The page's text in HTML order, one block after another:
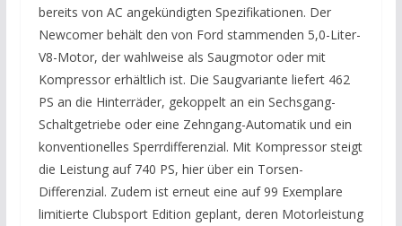
bereits von AC angekündigten Spezifikationen. Der
Newcomer behält den von Ford stammenden 5,0-Liter-
V8-Motor, der wahlweise als Saugmotor oder mit
Kompressor erhältlich ist. Die Saugvariante liefert 462
PS an die Hinterräder, gekoppelt an ein Sechsgang-
Schaltgetriebe oder eine Zehngang-Automatik und ein
konventionelles Sperrdifferenzial. Mit Kompressor steigt
die Leistung auf 740 PS, hier über ein Torsen-
Differenzial. Zudem ist erneut eine auf 99 Exemplare
limitierte Clubsport Edition geplant, deren Motorleistung